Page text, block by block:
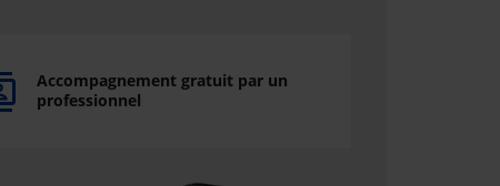
Accompagnement gratuit par un
professionnel